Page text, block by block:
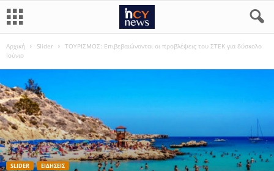
Αρχική Slider
ΤΟΥΡΙΣΜΟΣ: Eπιβεβαιώνονται οι προβλέψεις του ΣΤΕΚ για δύσκολο
Ιούνιο
SLIDER ΕΙΔΗΣΕΙΣ